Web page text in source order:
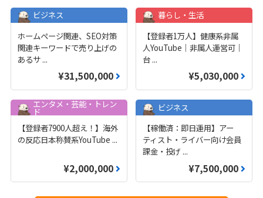
ビジネス
ホームページ関連、SEO対策
関連キーワードで売り上げの
あるサ ...
¥31,500,000
暮らし・生活
【登録者1万人】健康系非属
人YouTube｜非属人運営可｜
台 ...
¥5,030,000
エンタメ・芸能・トレン
ド
【登録者7900人超え！】海外
の反応日本称賛系YouTube ...
¥2,000,000
ビジネス
【稼働済：即日運用】アー
ティスト・ライバー向け会員
課金・投げ ...
¥7,500,000